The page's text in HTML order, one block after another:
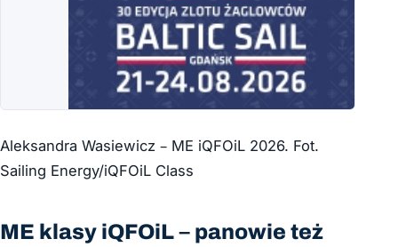
Aleksandra Wasiewicz – ME iQFOiL 2026. Fot.
Sailing Energy/iQFOiL Class
ME klasy iQFOiL – panowie też